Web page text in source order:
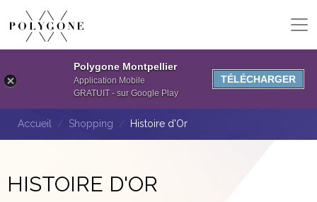
Polygone Montpellier
Application Mobile
GRATUIT - sur Google Play
TÉLÉCHARGER
Accueil Shopping Histoire d'Or
HISTOIRE D'OR